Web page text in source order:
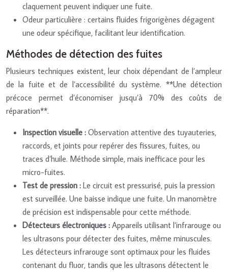
claquement peuvent indiquer une fuite.
Odeur particulière : certains fluides frigorigènes dégagent
une odeur spécifique, facilitant leur identification.
Méthodes de détection des fuites
Plusieurs techniques existent, leur choix dépendant de l’ampleur
de la fuite et de l’accessibilité du système. **Une détection
précoce permet d’économiser jusqu’à 70% des coûts de
réparation**.
Inspection visuelle : Observation attentive des tuyauteries,
raccords, et joints pour repérer des fissures, fuites, ou
traces d’huile. Méthode simple, mais inefficace pour les
micro-fuites.
Test de pression : Le circuit est pressurisé, puis la pression
est surveillée. Une baisse indique une fuite. Un manomètre
de précision est indispensable pour cette méthode.
Détecteurs électroniques : Appareils utilisant l’infrarouge ou
les ultrasons pour détecter des fuites, même minuscules.
Les détecteurs infrarouge sont optimaux pour les fluides
contenant du fluor, tandis que les ultrasons détectent le